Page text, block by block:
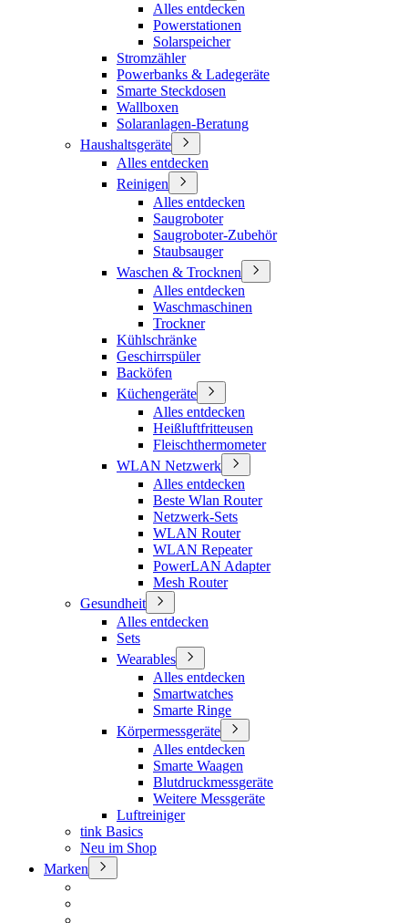
Alles entdecken
Powerstationen
Solarspeicher
Stromzähler
Powerbanks & Ladegeräte
Smarte Steckdosen
Wallboxen
Solaranlagen-Beratung
Haushaltsgeräte
Alles entdecken
Reinigen
Alles entdecken
Saugroboter
Saugroboter-Zubehör
Staubsauger
Waschen & Trocknen
Alles entdecken
Waschmaschinen
Trockner
Kühlschränke
Geschirrspüler
Backöfen
Küchengeräte
Alles entdecken
Heißluftfritteusen
Fleischthermometer
WLAN Netzwerk
Alles entdecken
Beste Wlan Router
Netzwerk-Sets
WLAN Router
WLAN Repeater
PowerLAN Adapter
Mesh Router
Gesundheit
Alles entdecken
Sets
Wearables
Alles entdecken
Smartwatches
Smarte Ringe
Körpermessgeräte
Alles entdecken
Smarte Waagen
Blutdruckmessgeräte
Weitere Messgeräte
Luftreiniger
tink Basics
Neu im Shop
Marken